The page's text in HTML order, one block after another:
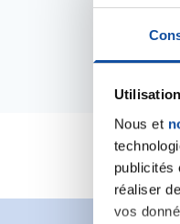
Nous et
publicités
réaliser
vos